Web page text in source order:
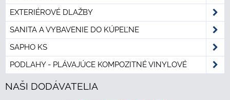
EXTERIÉROVÉ DLAŽBY
SANITA A VYBAVENIE DO KÚPEĽNE
SAPHO KS
PODLAHY - PLÁVAJÚCE KOMPOZITNÉ VINYLOVÉ
NAŠI DODÁVATELIA